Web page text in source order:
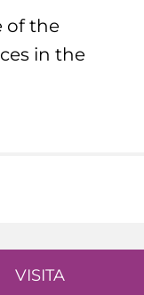
of the
in the
VISITA